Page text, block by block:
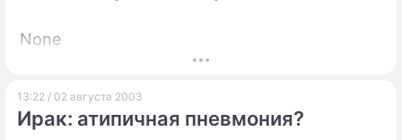
None
13:22 / 02 августа 2003
Ирак: атипичная пневмония?